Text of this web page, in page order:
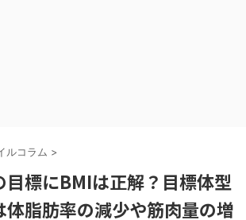
ルコラム >
目標にBMIは正解？目標体型
体脂肪率の減少や筋肉量の増